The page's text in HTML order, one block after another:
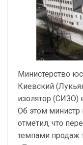
Министерство
Киевский
изолятор (СИЗО)
Об этом
отметил, что
темпами продаж